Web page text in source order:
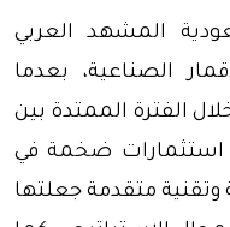
المشهد العربي
الصناعية، بعدما
صناعياً خلال الفترة الممتدة بين
إلى استثمارات ضخمة في
متقدمة جعلتها